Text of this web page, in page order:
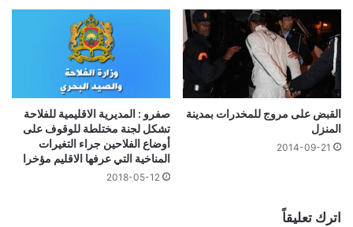
القبض على مروج للمخدرات بمدينة
المنزل
2014-09-21
صفرو : المديرية الاقليمية للفلاحة
تشكل لجنة مختلطة للوقوف على
أوضاع الفلاحين جراء التغيرات
المناخية التي عرفها الاقليم مؤخرا
2018-05-12
اترك تعليقاً